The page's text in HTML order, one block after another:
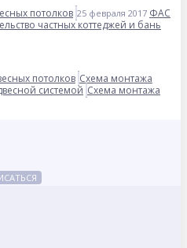
потолков 25 февраля 2017 ФАС
частных коттеджей и бань
потолков Схема монтажа
системой Схема монтажа